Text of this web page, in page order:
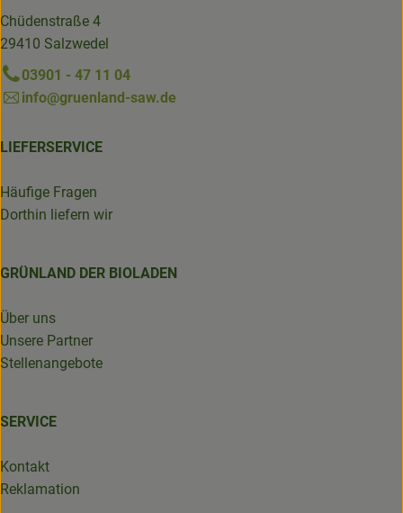
Chüdenstraße 4
29410 Salzwedel
03901 - 47 11 04
info@gruenland-saw.de
LIEFERSERVICE
Häufige Fragen
Dorthin liefern wir
GRÜNLAND DER BIOLADEN
Über uns
Unsere Partner
Stellenangebote
SERVICE
Kontakt
Reklamation